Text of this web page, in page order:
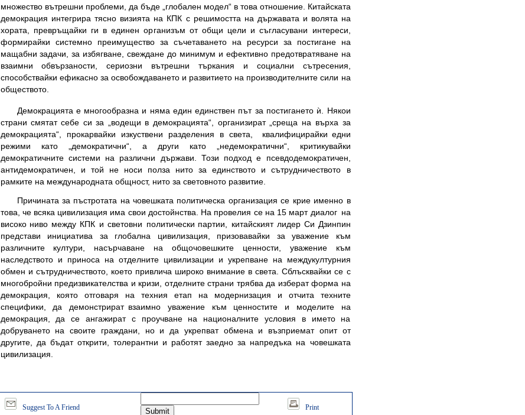
множество вътрешни проблеми, да бъде „глобален модел“ в това отношение. Китайската
демокрация интегрира тясно визията на КПК с решимостта на държавата и волята на
хората, превръщайки ги в единен организъм от общи цели и съгласувани интереси,
формирайки системно преимущество за съчетаването на ресурси за постигане на
мащабни задачи, за избягване, свеждане до минимум и ефективно предотвратяване на
взаимни обвързаности, сериозни вътрешни търкания и социални сътресения,
способствайки ефикасно за освобождаването и развитието на производителните сили на
обществото.
Демокрацията е многообразна и няма един единствен път за постигането ѝ. Някои
страни смятат себе си за „водещи в демокрацията“, организират „среща на върха за
демокрацията“, прокарвайки изкуствени разделения в света, квалифицирайки едни
режими като „демократични“, а други като „недемократични“, критикувайки
демократичните системи на различни държави. Този подход е псевдодемократичен,
антидемократичен, и той не носи полза нито за единството и сътрудничеството в
рамките на международната общност, нито за световното развитие.
Причината за пъстротата на човешката политическа организация се крие именно в
това, че всяка цивилизация има свои достойнства. На провелия се на 15 март диалог на
високо ниво между КПК и световни политически партии, китайският лидер Си Дзинпин
представи инициатива за глобална цивилизация, призовавайки за уважение към
различните култури, насърчаване на общочовешките ценности, уважение към
наследството и приноса на отделните цивилизации и укрепване на междукултурния
обмен и сътрудничеството, което привлича широко внимание в света. Сблъсквайки се с
многобройни предизвикателства и кризи, отделните страни трябва да изберат форма на
демокрация, която отговаря на техния етап на модернизация и отчита техните
специфики, да демонстрират взаимно уважение към ценностите и моделите на
демокрация, да се ангажират с проучване на националните условия в името на
добруването на своите граждани, но и да укрепват обмена и възприемат опит от
другите, да бъдат открити, толерантни и работят заедно за напредъка на човешката
цивилизация.
Suggest To A Friend Print